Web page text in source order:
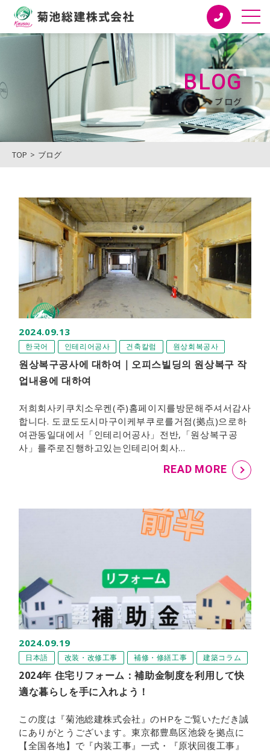
菊池総建株式会社
BLOG
ブログ
TOP ブログ
2024.09.13
한국어 인테리어공사 건축칼럼 원상회복공사
원상복구공사에 대하여｜오피스빌딩의 원상복구 작
업내용에 대하여
저희회사키쿠치소우켄(주)홈페이지를방문해주셔서감사
합니다. 도쿄도도시마구이케부쿠로를거점(拠点)으로하
여관동일대에서「인테리어공사」전반,「원상복구공
사」를주로진행하고있는인테리어회사…
READ MORE
2024.09.19
日本語 改装・改修工事 補修・修繕工事 建築コラム
2024年 住宅リフォーム：補助金制度を利用して快
適な暮らしを手に入れよう！
この度は『菊池総建株式会社』のHPをご覧いただき誠
にありがとうございます。東京都豊島区池袋を拠点に
【全国各地】で『内装工事』一式・『原状回復工事』